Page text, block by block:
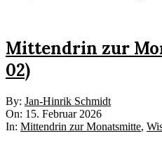
Mittendrin zur
02)
2026-
02-
15
By: Jan-Hinrik Schmidt
On: 15. Februar 2026
In: Mittendrin zur Monatsmitte,